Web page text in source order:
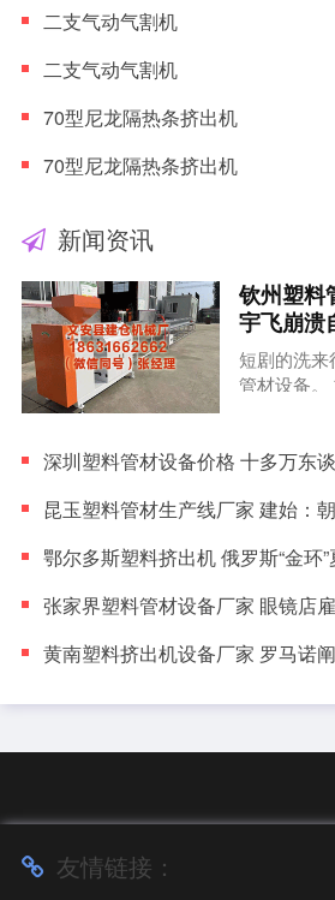
二支气动气割机
二支气动气割机
70型尼龙隔热条挤出机
70型尼龙隔热条挤出机
新闻资讯
钦州塑料
宇飞崩溃
短剧的洗来
管材设备。
友情链接：